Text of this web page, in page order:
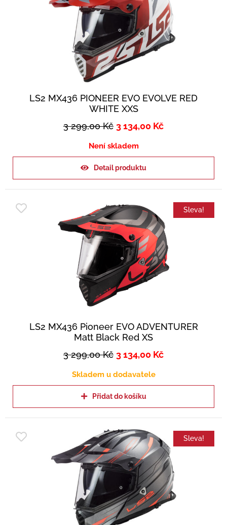
LS2 MX436 PIONEER EVO EVOLVE RED
WHITE XXS
3 299,00Kč 3 134,00 Kč
Není skladem
Detail produktu
Sleva!
LS2 MX436 Pioneer EVO ADVENTURER
Matt Black Red XS
3 299,00Kč 3 134,00 Kč
Skladem u dodavatele
Přidat do košíku
Sleva!